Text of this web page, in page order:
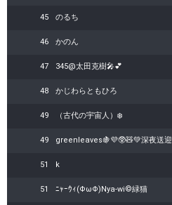
45 のるち
46 かのん
47 345@太田克樹🎤︎💕
48 かじわらともひろ
49 （古代の宇宙人）❄️
49 greenleaves🍇💜🥸🧸💚深夜送迎
51 k
51 ﾆｬｰｳｨ(ΦωΦ)Nya-wi©緑猫